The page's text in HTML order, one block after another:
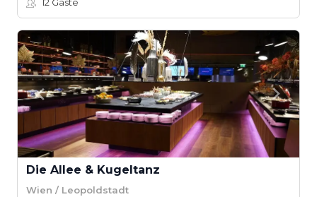
Die Allee & Kugeltanz
Wien / Leopoldstadt